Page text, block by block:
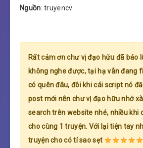
Nguồn: truyencv
Rất cảm ơn chư vị đạo hữu đã báo
không nghe được, tại hạ vẫn đang
có quên đâu, đôi khi cái script nó
post mới nên chư vị đạo hữu nhớ
search trên website nhé, nhiều khi
cho cùng 1 truyện. Với lại tiện tay
truyện cho có tí sao sẹt